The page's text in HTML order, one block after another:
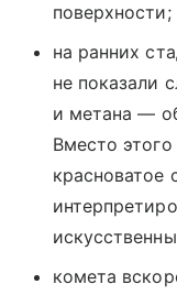
поверхности;
на ранних
не показали
и метана —
Вместо
красноватое
комета